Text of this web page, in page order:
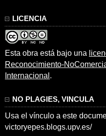
LICENCIA
Esta obra está bajo una
Reconocimiento-
Internacional .
NO PLAGIES, VINCULA
Usa el vínculo a este
victoryepes.blogs.upv.es/